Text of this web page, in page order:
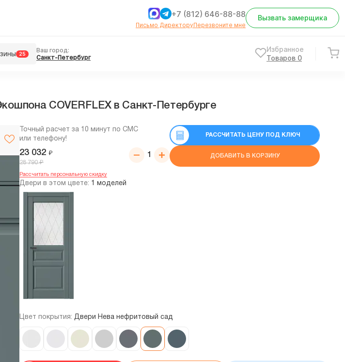
+7 (812) 646-88-88
Письмо ДиректоруПерезвоните мне
Вызвать замерщика
25
Ваш город:
Санкт-Петербург
Избранное
Товаров 0
COVERFLEX в Cанкт-Петербурге
Точный расчет за 10 минут по СМС
или телефону!
23 032 ₽
28 790₽
РАССЧИТАТЬ ЦЕНУ ПОД КЛЮЧ
ДОБАВИТЬ В КОРЗИНУ
Рассчитать персональную скидку
Двери в этом цвете: 1 моделей
Цвет покрытия: Двери Нева нефритовый сад